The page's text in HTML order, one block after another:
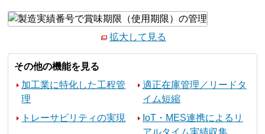
拡大して見る
その他の機能を見る
加工業に特化した工程管
理
適正在庫管理／リードタ
イム短縮
トレーサビリティの実現
IoT・MES連携によるリ